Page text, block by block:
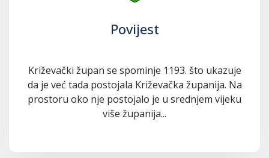
Povijest
Križevački župan se spominje 1193. što ukazuje
da je već tada postojala Križevačka županija. Na
prostoru oko nje postojalo je u srednjem vijeku
više županija...